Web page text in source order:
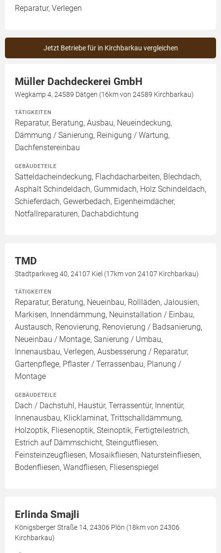
Reparatur, Verlegen
Jetzt Betriebe für in Kirchbarkau vergleichen
Müller Dachdeckerei GmbH
Wegkamp 4, 24589 Dätgen (16km von 24589 Kirchbarkau)
TÄTIGKEITEN
Reparatur, Beratung, Ausbau, Neueindeckung,
Dämmung / Sanierung, Reinigung / Wartung,
Dachfenstereinbau
GEBÄUDETEILE
Satteldacheindeckung, Flachdacharbeiten, Blechdach,
Asphalt Schindeldach, Gummidach, Holz Schindeldach,
Schieferdach, Gewerbedach, Eigenheimdächer,
Notfallreparaturen, Dachabdichtung
TMD
Stadtparkweg 40, 24107 Kiel (17km von 24107 Kirchbarkau)
TÄTIGKEITEN
Reparatur, Beratung, Neueinbau, Rollläden, Jalousien,
Markisen, Innendämmung, Neuinstallation / Einbau,
Austausch, Renovierung, Renovierung / Badsanierung,
Neueinbau / Montage, Sanierung / Umbau,
Innenausbau, Verlegen, Ausbesserung / Reparatur,
Gartenpflege, Pflaster / Terrassenbau, Planung /
Montage
GEBÄUDETEILE
Dach / Dachstuhl, Haustür, Terrassentür, Innentür,
Innenausbau, Klicklaminat, Trittschalldämmung,
Holzoptik, Fliesenoptik, Steinoptik, Fertigteilestrich,
Estrich auf Dämmschicht, Steingutfliesen,
Feinsteinzeugfliesen, Mosaikfliesen, Natursteinfliesen,
Bodenfliesen, Wandfliesen, Fliesenspiegel
Erlinda Smajli
Königsberger Straße 14, 24306 Plön (18km von 24306
Kirchbarkau)